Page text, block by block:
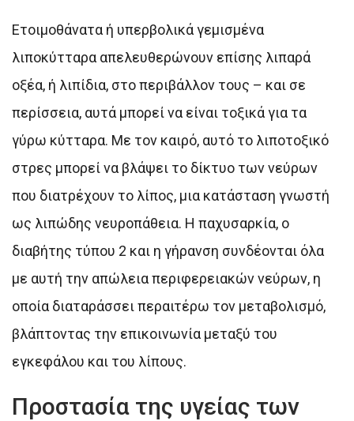
Ετοιμοθάνατα ή υπερβολικά γεμισμένα
λιποκύτταρα απελευθερώνουν επίσης λιπαρά
οξέα, ή λιπίδια, στο περιβάλλον τους – και σε
περίσσεια, αυτά μπορεί να είναι τοξικά για τα
γύρω κύτταρα. Με τον καιρό, αυτό το λιποτοξικό
στρες μπορεί να βλάψει το δίκτυο των νεύρων
που διατρέχουν το λίπος, μια κατάσταση γνωστή
ως λιπώδης νευροπάθεια. Η παχυσαρκία, ο
διαβήτης τύπου 2 και η γήρανση συνδέονται όλα
με αυτή την απώλεια περιφερειακών νεύρων, η
οποία διαταράσσει περαιτέρω τον μεταβολισμό,
βλάπτοντας την επικοινωνία μεταξύ του
εγκεφάλου και του λίπους.
Προστασία της υγείας των